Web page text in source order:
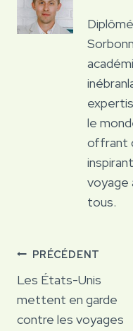
le
offrant
voyage
tous.
Navigation
de
l’article
PRÉCÉDENT
Les États-Unis
mettent en garde
contre les voyages